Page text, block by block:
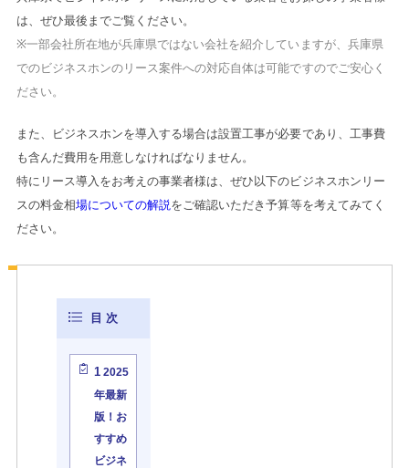
は、ぜひ最後までご覧ください。
※一部会社所在地が兵庫県ではない会社を紹介していますが、兵庫県
でのビジネスホンのリース案件への対応自体は可能ですのでご安心く
ださい。
また、ビジネスホンを導入する場合は設置工事が必要であり、工事費
も含んだ費用を用意しなければなりません。
特にリース導入をお考えの事業者様は、ぜひ以下のビジネスホンリー
スの料金相場についての解説をご確認いただき予算等を考えてみてく
ださい。
12025
年最新
版！お
すすめ
ビジネ